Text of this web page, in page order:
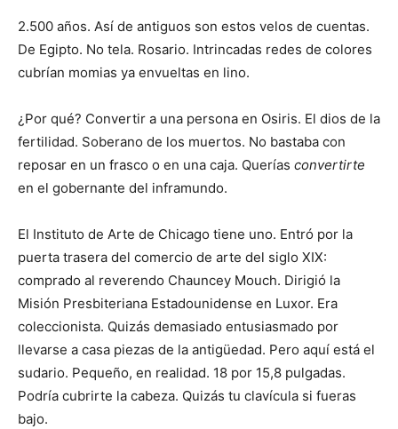
2.500 años. Así de antiguos son estos velos de cuentas.
De Egipto. No tela. Rosario. Intrincadas redes de colores
cubrían momias ya envueltas en lino.
¿Por qué? Convertir a una persona en Osiris. El dios de la
fertilidad. Soberano de los muertos. No bastaba con
reposar en un frasco o en una caja. Querías convertirte
en el gobernante del inframundo.
El Instituto de Arte de Chicago tiene uno. Entró por la
puerta trasera del comercio de arte del siglo XIX:
comprado al reverendo Chauncey Mouch. Dirigió la
Misión Presbiteriana Estadounidense en Luxor. Era
coleccionista. Quizás demasiado entusiasmado por
llevarse a casa piezas de la antigüedad. Pero aquí está el
sudario. Pequeño, en realidad. 18 por 15,8 pulgadas.
Podría cubrirte la cabeza. Quizás tu clavícula si fueras
bajo.